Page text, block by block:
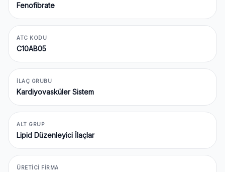
Fenofibrate
ATC KODU
C10AB05
İLAÇ GRUBU
Kardiyovasküler Sistem
ALT GRUP
Lipid Düzenleyici İlaçlar
ÜRETICI FIRMA